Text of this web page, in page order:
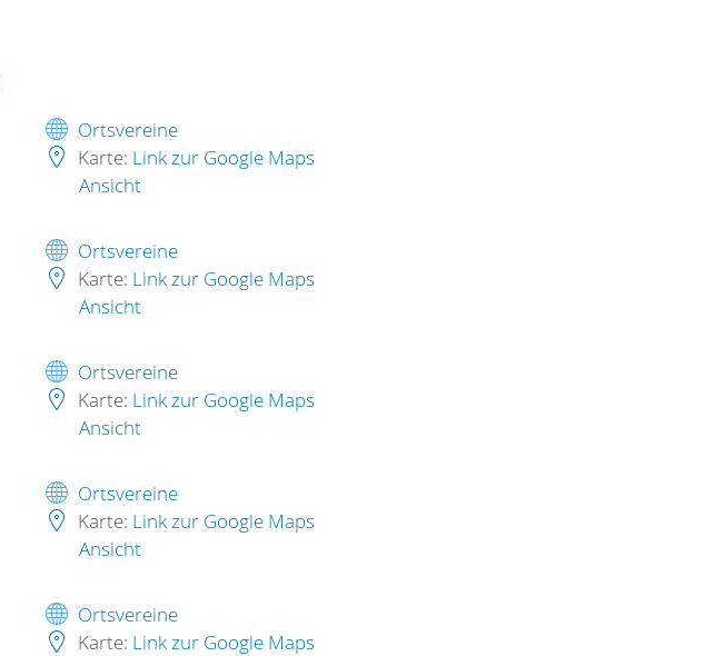
Ortsvereine
Karte: Link zur Google Maps
Ansicht
Ortsvereine
Karte: Link zur Google Maps
Ansicht
Ortsvereine
Karte: Link zur Google Maps
Ansicht
Ortsvereine
Karte: Link zur Google Maps
Ansicht
Ortsvereine
Karte: Link zur Google Maps